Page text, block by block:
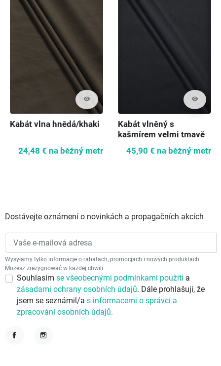
visibility
Kabát vlna hnědá/khaki
24,48 € na běžný metr
visibility
Kabát vlněný s
kašmírem velmi tmavě
45,90 € na běžný metr
Dostávejte oznámení o novinkách a propagačních akcích
Wysyłamy tylko informacje o rabatach, promocjach i nowych produktach.
Możesz zrezygnować w każdej chwili.
Souhlasím se všeobecnými podmínkami použití a
zásadami ochrany osobních údajů. Dále prohlašuji, že
jsem se seznámil/a s informacemi o správci a
zpracování osobních údajů.